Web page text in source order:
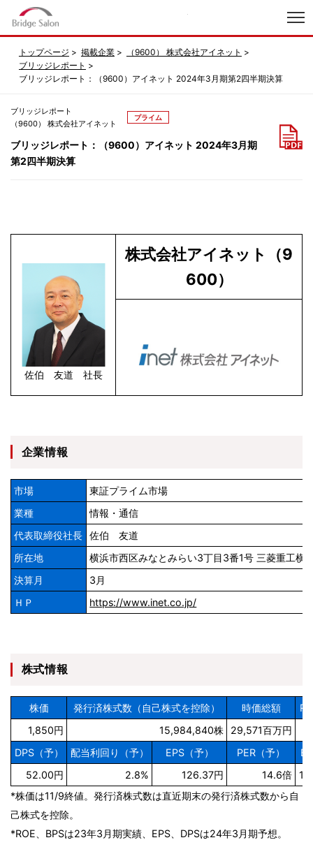
トップページ 掲載企業
（9600） 株式会社アイネット
ブリッジレポート
ブリッジレポート：（9600）アイネット 2024年3月期第2四半期決算
ブリッジレポート
（9600） 株式会社アイネット
プライム
ブリッジレポート：（9600）アイネット 2024年3月期
第2四半期決算
佐伯 友道 社長
株式会社アイネット（9
600）
企業情報
市場
東証プライム市場
業種
情報・通信
代表取締役社長
佐伯 友道
所在地
横浜市西区みなとみらい3丁目3番1号 三菱重工横
決算月
3月
ＨＰ
https://www.inet.co.jp/
株式情報
株価 発行済株式数（自己株式を控除） 時価総額
1,850円
15,984,840株
29,571百万円
DPS（予）
配当利回り（予） EPS（予） PER（予）
52.00円
2.8% 126.37円 14.6倍
*株価は11/9終値。発行済株式数は直近期末の発行済株式数から自
己株式を控除。
*ROE、BPSは23年3月期実績、EPS、DPSは24年3月期予想。